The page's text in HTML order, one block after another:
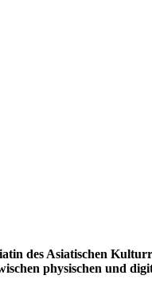
des Asiatischen
physischen und